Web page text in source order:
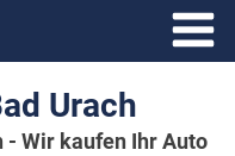
Urach
- Wir kaufen Ihr Auto